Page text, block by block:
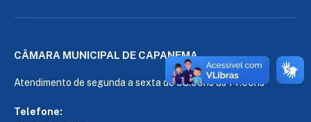
CÂMARA MUNICIPAL DE CAPANEMA
Atendimento de segunda a sexta de 08:00hs às 14:00hs
Telefone: